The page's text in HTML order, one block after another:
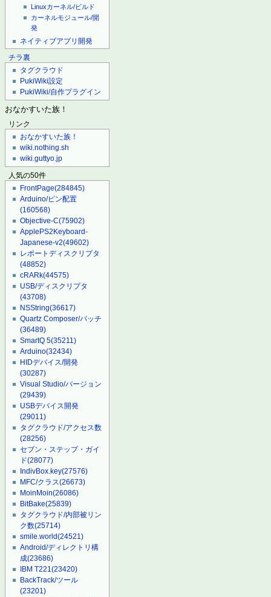
Linuxカーネル/ビルド
カーネルモジュール/開
発
ネイティブアプリ開発
チラ裏
タグクラウド
PukiWiki設定
PukiWiki/自作プラグイン
おなかすいた族！
リンク
おなかすいた族！
wiki.nothing.sh
wiki.guttyo.jp
人気の50件
FrontPage(284845)
Arduino/ピン配置
(160568)
Objective-C(75902)
ApplePS2Keyboard-
Japanese-v2(49602)
レポートディスクリプタ
(48852)
cRARk(44575)
USB/ディスクリプタ
(43708)
NSString(36617)
Quartz Composer/パッチ
(36489)
SmartQ 5(35211)
Arduino(32434)
HIDデバイス/開発
(30287)
Visual Studio/バージョン
(29439)
USBデバイス開発
(29011)
タグクラウド/アクセス数
(28256)
セブン・ステップ・ガイ
ド(28077)
IndivBox.key(27576)
MFC/クラス(26673)
MoinMoin(26086)
BitBake(25839)
タグクラウド/内部被リン
ク数(25714)
smile.world(24521)
Android/ディレクトリ構
成(23686)
IBM T221(23420)
BackTrack/ツール
(23201)